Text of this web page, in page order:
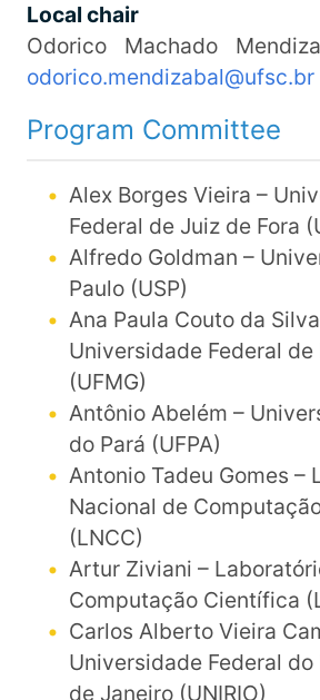
Local chair
Odorico Machado
odorico.mendizabal@ufsc.br
Program Committee
Alex Borges Vieira –
Federal de Juiz de Fora
Alfredo Goldman –
Paulo (USP)
Ana Paula Couto da
Universidade Federal de
(UFMG)
Antônio Abelém –
do Pará (UFPA)
Antonio Tadeu Gomes –
Nacional de
(LNCC)
Artur Ziviani –
Computação Científica
Carlos Alberto Vieira
Universidade Federal do
de Janeiro (UNIRIO)